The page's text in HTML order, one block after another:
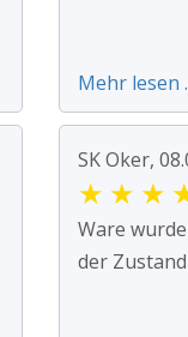
Mehr lesen
SK Oker,
★ ★ ★
Ware
der